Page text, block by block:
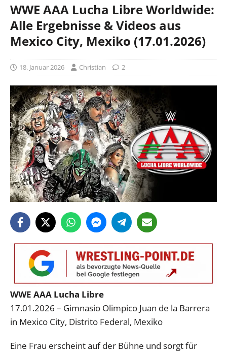
WWE AAA Lucha Libre Worldwide:
Alle Ergebnisse & Videos aus
Mexico City, Mexiko (17.01.2026)
18. Januar 2026 Christian 2
WWE AAA Lucha Libre
17.01.2026 – Gimnasio Olimpico Juan de la Barrera
in Mexico City, Distrito Federal, Mexiko
Eine Frau erscheint auf der Bühne und sorgt für